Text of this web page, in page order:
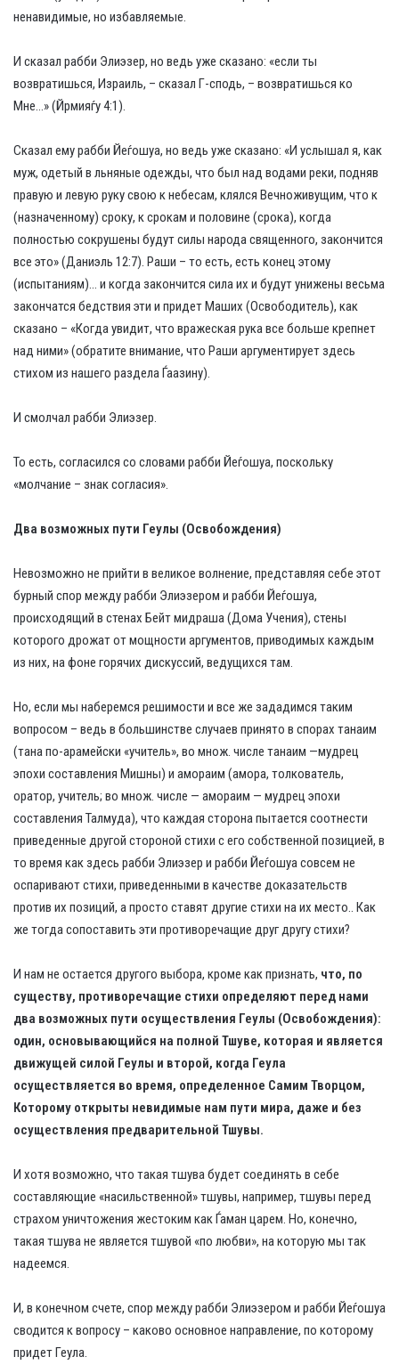
ненавидимые, но избавляемые.
И сказал рабби Элиэзер, но ведь уже сказано: «если ты
возвратишься, Израиль, – сказал Г-сподь, – возвратишься ко
Мне…» (Йрмияѓу 4:1).
Сказал ему рабби Йеѓошуа, но ведь уже сказано: «И услышал я, как
муж, одетый в льняные одежды, что был над водами реки, подняв
правую и левую руку свою к небесам, клялся Вечноживущим, что к
(назначенному) сроку, к срокам и половине (срока), когда
полностью сокрушены будут силы народа священного, закончится
все это» (Даниэль 12:7). Раши – то есть, есть конец этому
(испытаниям)… и когда закончится сила их и будут унижены весьма
закончатся бедствия эти и придет Маших (Освободитель), как
сказано – «Когда увидит, что вражеская рука все больше крепнет
над ними» (обратите внимание, что Раши аргументирует здесь
стихом из нашего раздела Ѓаазину).
И смолчал рабби Элиэзер.
То есть, согласился со словами рабби Йеѓошуа, поскольку
«молчание – знак согласия».
Два возможных пути Геулы (Освобождения)
Невозможно не прийти в великое волнение, представляя себе этот
бурный спор между рабби Элиэзером и рабби Йеѓошуа,
происходящий в стенах Бейт мидраша (Дома Учения), стены
которого дрожат от мощности аргументов, приводимых каждым
из них, на фоне горячих дискуссий, ведущихся там.
Но, если мы наберемся решимости и все же зададимся таким
вопросом – ведь в большинстве случаев принято в спорах танаим
(тана по-арамейски «учитель», во множ. числе танаим —мудрец
эпохи составления Мишны) и амораим (амора, толкователь,
оратор, учитель; во множ. числе — амораим — мудрец эпохи
составления Талмуда), что каждая сторона пытается соотнести
приведенные другой стороной стихи с его собственной позицией, в
то время как здесь рабби Элиэзер и рабби Йеѓошуа совсем не
оспаривают стихи, приведенными в качестве доказательств
против их позиций, а просто ставят другие стихи на их место.. Как
же тогда сопоставить эти противоречащие друг другу стихи?
И нам не остается другого выбора, кроме как признать, что, по
существу, противоречащие стихи определяют перед нами
два возможных пути осуществления Геулы (Освобождения):
один, основывающийся на полной Тшуве, которая и является
движущей силой Геулы и второй, когда Геула
осуществляется во время, определенное Самим Творцом,
Которому открыты невидимые нам пути мира, даже и без
осуществления предварительной Тшувы.
И хотя возможно, что такая тшува будет соединять в себе
составляющие «насильственной» тшувы, например, тшувы перед
страхом уничтожения жестоким как Ѓаман царем. Но, конечно,
такая тшува не является тшувой «по любви», на которую мы так
надеемся.
И, в конечном счете, спор между рабби Элиэзером и рабби Йеѓошуа
сводится к вопросу – каково основное направление, по которому
придет Геула.